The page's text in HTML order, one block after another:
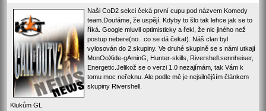
Naši CoD2 sekci čeká první cupu pod názvem Komedy
team.Doufáme, že uspějí. Kdyby to šlo tak lehce jak se to
říká. Google mluvil optimisticky a řekl, že nic jiného než
postup nebere(no.. co se dá čekat). Náš clan byl
vylosován do 2.skupiny. Ve druhé skupině se s námi utkají
MonOoXide-gAminG, Hunter-skills, Rivershell.sennheiser,
Energetic.Jelikož se o verzi 1.0 nezajímám, tak Vám k
tomu moc neřeknu. Ale podle mě je nejsilnějším článkem
skupiny Rivershell.
Klukům GL